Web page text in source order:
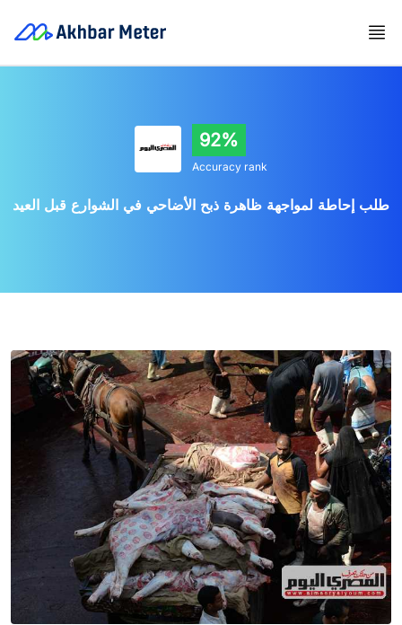
92%
Accuracy rank
طلب إحاطة لمواجهة ظاهرة ذبح الأضاحي في الشوارع قبل العيد